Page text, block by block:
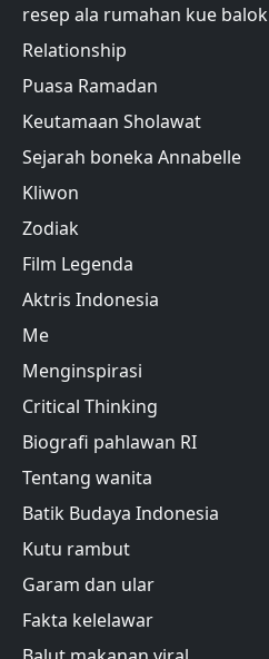
resep ala rumahan kue balok
Relationship
Puasa Ramadan
Keutamaan Sholawat
Sejarah boneka Annabelle
Kliwon
Zodiak
Film Legenda
Aktris Indonesia
Me
Menginspirasi
Critical Thinking
Biografi pahlawan RI
Tentang wanita
Batik Budaya Indonesia
Kutu rambut
Garam dan ular
Fakta kelelawar